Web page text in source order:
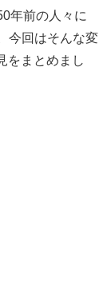
年前の人々に
今回はそんな変
をまとめまし